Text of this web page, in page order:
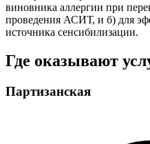
виновника аллергии при
проведения АСИТ, и б) для
источника сенсибилизации.
Где оказывают
Партизанская